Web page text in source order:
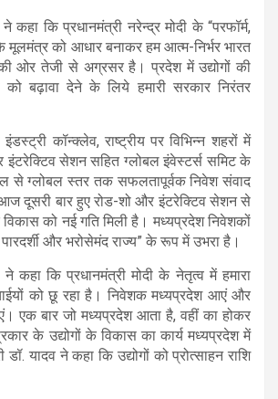
कहा कि प्रधानमंत्री नरेन्द्र मोदी के “परफॉर्म,
के मूलमंत्र को आधार बनाकर हम आत्म-निर्भर भारत
ओर तेजी से अग्रसर है। प्रदेश में उद्योगों की
बढ़ावा देने के लिये हमारी सरकार निरंतर
कॉन्क्लेव, राष्ट्रीय पर विभिन्न शहरों में
इंटरेक्टिव सेशन सहित ग्लोबल इंवेस्टर्स समिट के
से ग्लोबल स्तर तक सफलतापूर्वक निवेश संवाद
दूसरी बार हुए रोड-शो और इंटरेक्टिव सेशन से
को नई गति मिली है। मध्यप्रदेश निवेशकों
और भरोसेमंद राज्य” के रूप में उभरा है।
ने कहा कि प्रधानमंत्री मोदी के नेतृत्व में हमारा
को छू रहा है। निवेशक मध्यप्रदेश आएं और
एक बार जो मध्यप्रदेश आता है, वहीं का होकर
के उद्योगों के विकास का कार्य मध्यप्रदेश में
यादव ने कहा कि उद्योगों को प्रोत्साहन राशि